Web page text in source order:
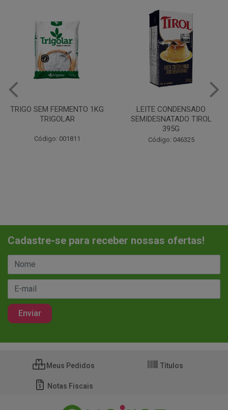
LEITE CONDENSADO
SEMIDESNATADO TIROL
Código: 046325
CHANTILINHO EM PO 400G
MIX
Código: 037442
Cadastre-se para receber nossas ofertas!
Meus Pedidos Títulos
Notas Fiscais